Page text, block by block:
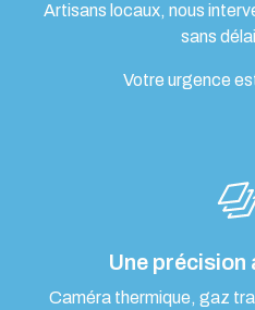
Artisans locaux, nous
sans
Votre urgence
Une précision
Caméra thermique, gaz